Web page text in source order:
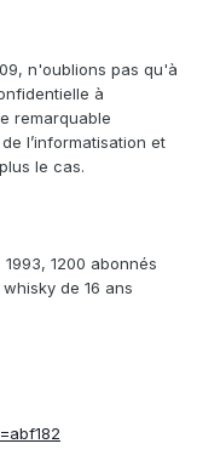
n'oublions pas qu'à
à
remarquable
l’informatisation et
le cas.
1200 abonnés
de 16 ans